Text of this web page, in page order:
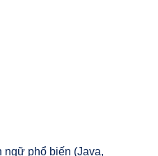
ngữ phổ biến (Java,